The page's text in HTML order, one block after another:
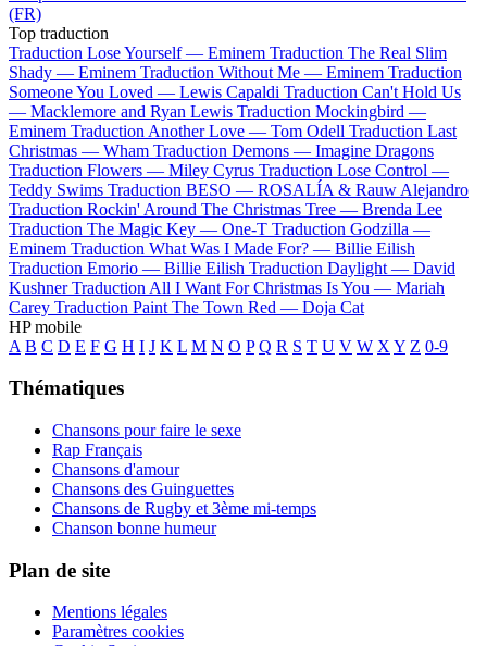
(FR)
Top traduction
Traduction Lose Yourself — Eminem Traduction The Real Slim
Shady — Eminem Traduction Without Me — Eminem Traduction
Someone You Loved — Lewis Capaldi Traduction Can't Hold Us
— Macklemore and Ryan Lewis Traduction Mockingbird —
Eminem Traduction Another Love — Tom Odell Traduction Last
Christmas — Wham Traduction Demons — Imagine Dragons
Traduction Flowers — Miley Cyrus Traduction Lose Control —
Teddy Swims Traduction BESO — ROSALÍA & Rauw Alejandro
Traduction Rockin' Around The Christmas Tree — Brenda Lee
Traduction The Magic Key — One-T Traduction Godzilla —
Eminem Traduction What Was I Made For? — Billie Eilish
Traduction Emorio — Billie Eilish Traduction Daylight — David
Kushner Traduction All I Want For Christmas Is You — Mariah
Carey Traduction Paint The Town Red — Doja Cat
HP mobile
A B C D E F G H I J K L M N O P Q R S T U V W X Y Z 0-9
Thématiques
Chansons pour faire le sexe
Rap Français
Chansons d'amour
Chansons des Guinguettes
Chansons de Rugby et 3ème mi-temps
Chanson bonne humeur
Plan de site
Mentions légales
Paramètres cookies